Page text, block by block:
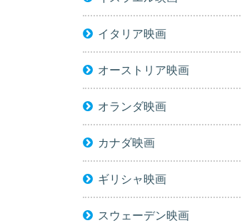
イタリア映画
オーストリア映画
オランダ映画
カナダ映画
ギリシャ映画
スウェーデン映画